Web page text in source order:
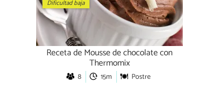
Dificultad baja
Receta de Mousse de chocolate con
Thermomix
8 15m Postre